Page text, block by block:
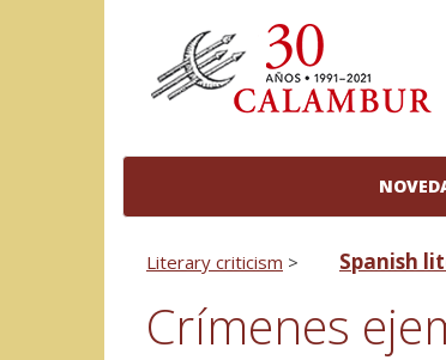
Literary criticism > Spanish
Crímenes